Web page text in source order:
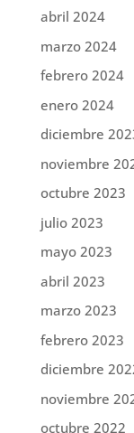
abril 2024
marzo 2024
febrero 2024
enero 2024
diciembre
noviembre
octubre 2023
julio 2023
mayo 2023
abril 2023
marzo 2023
febrero 2023
diciembre
noviembre
octubre 2022